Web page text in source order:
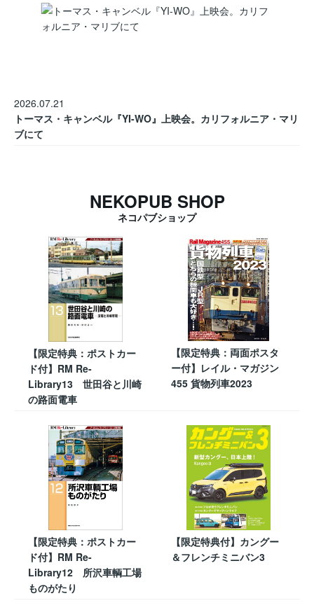
2026.07.21
トーマス・キャンベル『YI-WO』上映会。カリフォルニア・マリ
ブにて
NEKOPUB SHOP
ネコパブショップ
【限定特典：ポストカー
ド付】RM Re-
Library13 世田谷と川崎
の路面電車
【限定特典：両面ポスタ
ー付】レイル・マガジン
455 貨物列車2023
【限定特典：ポストカー
ド付】RM Re-
Library12 所沢車輌工場
ものがたり
【限定特典付】カングー
＆フレンチミニバン3